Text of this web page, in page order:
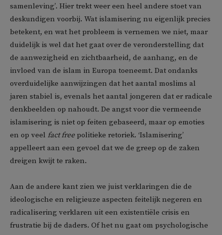
samenleving’. Hier trekt weer een heel andere stoet van
deskundigen voorbij. Wat islamisering nu eigenlijk precies
betekent, en wat het probleem is vernemen we niet, maar
duidelijk is wel dat het gaat over de veronderstelling dat
de aanwezigheid en zichtbaarheid, de aanhang, en de
invloed van de islam in Europa toeneemt. Dat ondanks
overduidelijke aanwijzingen dat het aantal moslims al
jaren stabiel is, evenals het aantal jongeren dat er radicale
denkbeelden op nahoudt. De angst voor die vermeende
islamisering is niet op feiten gebaseerd, maar op emoties
en op veel fact free politieke retoriek. ‘Islamisering’
appelleert aan een gevoel dat we de greep op de zaken
dreigen kwijt te raken.
Aan de andere kant zien we juist verklaringen die de
ideologische en religieuze aspecten feitelijk negeren en
radicalisering verklaren uit een existentiële crisis en
frustratie bij de daders. Of het nu gaat om psychologische